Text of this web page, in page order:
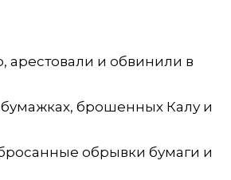
арестовали и обвинили в
бумажках, брошенных Калу и
обрывки бумаги и